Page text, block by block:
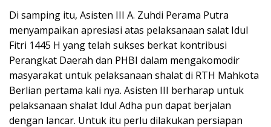
Di samping itu, Asisten III A. Zuhdi Perama Putra
menyampaikan apresiasi atas pelaksanaan salat Idul
Fitri 1445 H yang telah sukses berkat kontribusi
Perangkat Daerah dan PHBI dalam mengakomodir
masyarakat untuk pelaksanaan shalat di RTH Mahkota
Berlian pertama kali nya. Asisten III berharap untuk
pelaksanaan shalat Idul Adha pun dapat berjalan
dengan lancar. Untuk itu perlu dilakukan persiapan